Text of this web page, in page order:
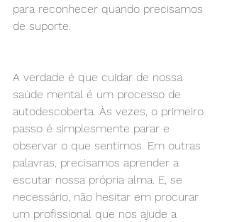
para reconhecer quando precisamos
de suporte.
A verdade é que cuidar de nossa
saúde mental é um processo de
autodescoberta. Às vezes, o primeiro
passo é simplesmente parar e
observar o que sentimos. Em outras
palavras, precisamos aprender a
escutar nossa própria alma. E, se
necessário, não hesitar em procurar
um profissional que nos ajude a